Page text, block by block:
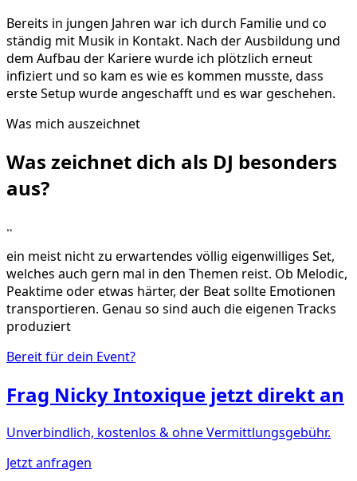
Bereits in jungen Jahren war ich durch Familie und co
ständig mit Musik in Kontakt. Nach der Ausbildung und
dem Aufbau der Kariere wurde ich plötzlich erneut
infiziert und so kam es wie es kommen musste, dass
erste Setup wurde angeschafft und es war geschehen.
Was mich auszeichnet
Was zeichnet dich als DJ besonders
aus?
„
ein meist nicht zu erwartendes völlig eigenwilliges Set,
welches auch gern mal in den Themen reist. Ob Melodic,
Peaktime oder etwas härter, der Beat sollte Emotionen
transportieren. Genau so sind auch die eigenen Tracks
produziert
Bereit für dein Event?
Frag Nicky Intoxique jetzt direkt an
Unverbindlich, kostenlos & ohne Vermittlungsgebühr.
Jetzt anfragen